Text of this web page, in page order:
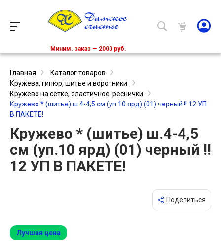
Миним. заказ — 2000 руб.
Главная
Каталог товаров
Кружева, гипюр, шитье и воротники
Кружево на сетке, эластичное, реснички
Кружево * (шитье) ш.4-4,5 см (уп.10 ярд) (01) черный !! 12 УП
В ПАКЕТЕ!
Кружево * (шитье) ш.4-4,5
см (уп.10 ярд) (01) черный !!
12 УП В ПАКЕТЕ!
Поделиться
Лучшая цена